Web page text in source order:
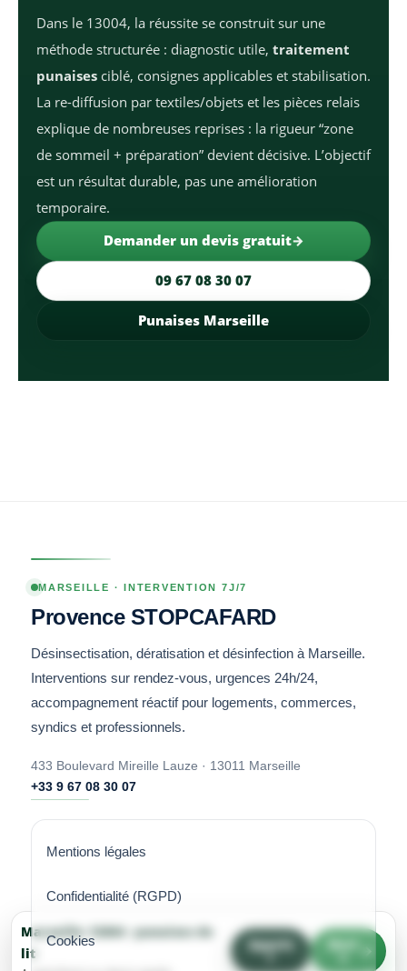
Dans le 13004, la réussite se construit sur une
méthode structurée : diagnostic utile, traitement
punaises ciblé, consignes applicables et stabilisation.
La re-diffusion par textiles/objets et les pièces relais
explique de nombreuses reprises : la rigueur “zone
de sommeil + préparation” devient décisive. L’objectif
est un résultat durable, pas une amélioration
temporaire.
Demander un devis gratuit
09 67 08 30 07
Punaises Marseille
Marseille 13004 : punaises de
lit
Appele
r
Devi
s
MARSEILLE · INTERVENTION 7J/7
Provence STOPCAFARD
Désinsectisation, dératisation et désinfection à Marseille.
Interventions sur rendez-vous, urgences 24h/24,
accompagnement réactif pour logements, commerces,
syndics et professionnels.
433 Boulevard Mireille Lauze · 13011 Marseille
+33 9 67 08 30 07
Mentions légales
Confidentialité (RGPD)
Cookies